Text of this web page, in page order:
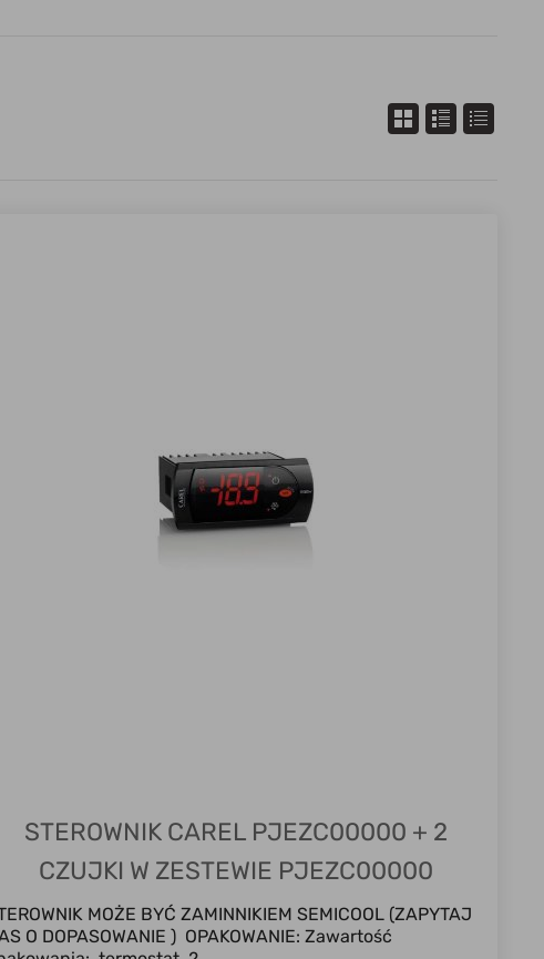
STEROWNIK CAREL PJEZC00000 + 2
CZUJKI W ZESTEWIE PJEZC00000
ZAMIENNIK ZA SEMICOOL
MOŻE BYĆ ZAMINNIKIEM SEMICOOL (ZAPYTAJ
O DOPASOWANIE ) OPAKOWANIE: Zawartość